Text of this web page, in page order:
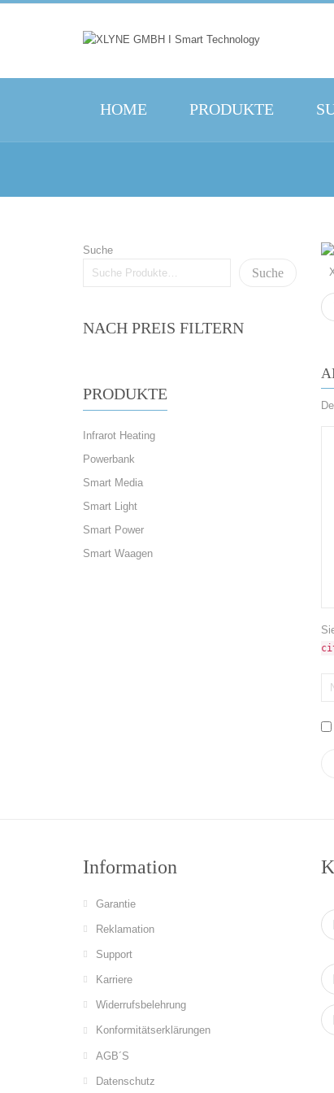
HOME PRODUKTE
Suche
Suche
NACH PREIS FILTERN
PRODUKTE
Infrarot Heating
Powerbank
Smart Media
Smart Light
Smart Power
Smart Waagen
Information
Garantie
Reklamation
Support
Karriere
Widerrufsbelehrung
Konformitätserklärungen
AGB´S
Datenschutz